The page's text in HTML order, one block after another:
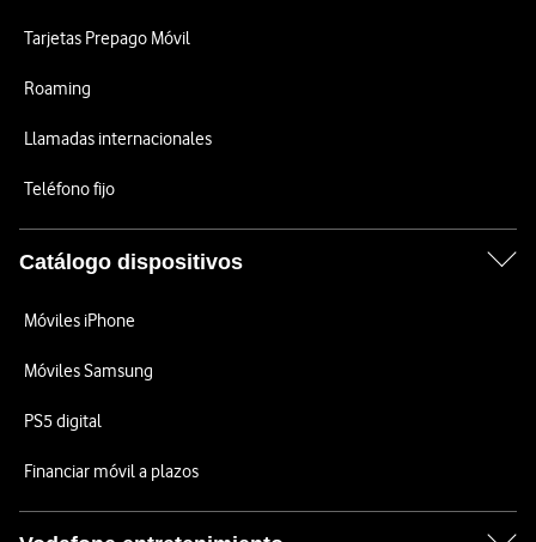
Tarjetas Prepago Móvil
Roaming
Llamadas internacionales
Teléfono fijo
Catálogo dispositivos
Móviles iPhone
Móviles Samsung
PS5 digital
Financiar móvil a plazos